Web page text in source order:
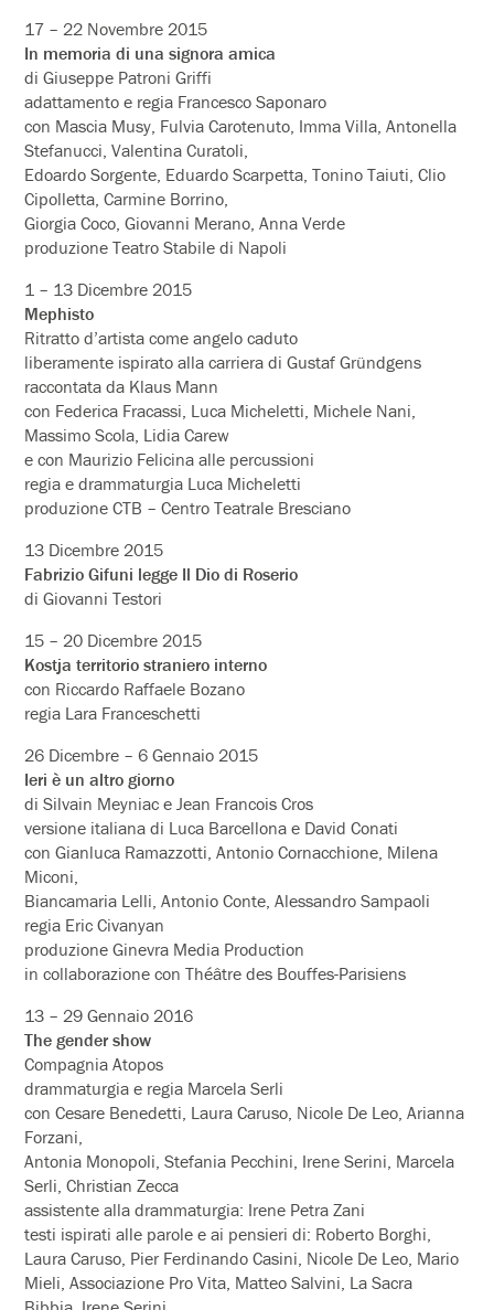
17 – 22 Novembre 2015
In memoria di una signora amica
di Giuseppe Patroni Griffi
adattamento e regia Francesco Saponaro
con Mascia Musy, Fulvia Carotenuto, Imma Villa, Antonella
Stefanucci, Valentina Curatoli,
Edoardo Sorgente, Eduardo Scarpetta, Tonino Taiuti, Clio
Cipolletta, Carmine Borrino,
Giorgia Coco, Giovanni Merano, Anna Verde
produzione Teatro Stabile di Napoli
1 – 13 Dicembre 2015
Mephisto
Ritratto d’artista come angelo caduto
liberamente ispirato alla carriera di Gustaf Gründgens
raccontata da Klaus Mann
con Federica Fracassi, Luca Micheletti, Michele Nani,
Massimo Scola, Lidia Carew
e con Maurizio Felicina alle percussioni
regia e drammaturgia Luca Micheletti
produzione CTB – Centro Teatrale Bresciano
13 Dicembre 2015
Fabrizio Gifuni legge Il Dio di Roserio
di Giovanni Testori
15 – 20 Dicembre 2015
Kostja territorio straniero interno
con Riccardo Raffaele Bozano
regia Lara Franceschetti
26 Dicembre – 6 Gennaio 2015
Ieri è un altro giorno
di Silvain Meyniac e Jean Francois Cros
versione italiana di Luca Barcellona e David Conati
con Gianluca Ramazzotti, Antonio Cornacchione, Milena
Miconi,
Biancamaria Lelli, Antonio Conte, Alessandro Sampaoli
regia Eric Civanyan
produzione Ginevra Media Production
in collaborazione con Théâtre des Bouffes-Parisiens
13 – 29 Gennaio 2016
The gender show
Compagnia Atopos
drammaturgia e regia Marcela Serli
con Cesare Benedetti, Laura Caruso, Nicole De Leo, Arianna
Forzani,
Antonia Monopoli, Stefania Pecchini, Irene Serini, Marcela
Serli, Christian Zecca
assistente alla drammaturgia: Irene Petra Zani
testi ispirati alle parole e ai pensieri di: Roberto Borghi,
Laura Caruso, Pier Ferdinando Casini, Nicole De Leo, Mario
Mieli, Associazione Pro Vita, Matteo Salvini, La Sacra